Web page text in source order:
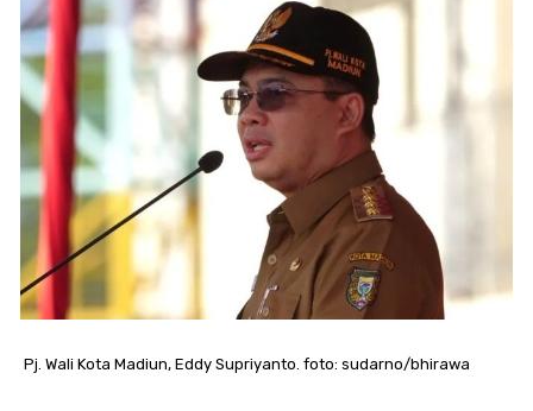
Pj. Wali Kota Madiun, Eddy Supriyanto. foto: sudarno/bhirawa